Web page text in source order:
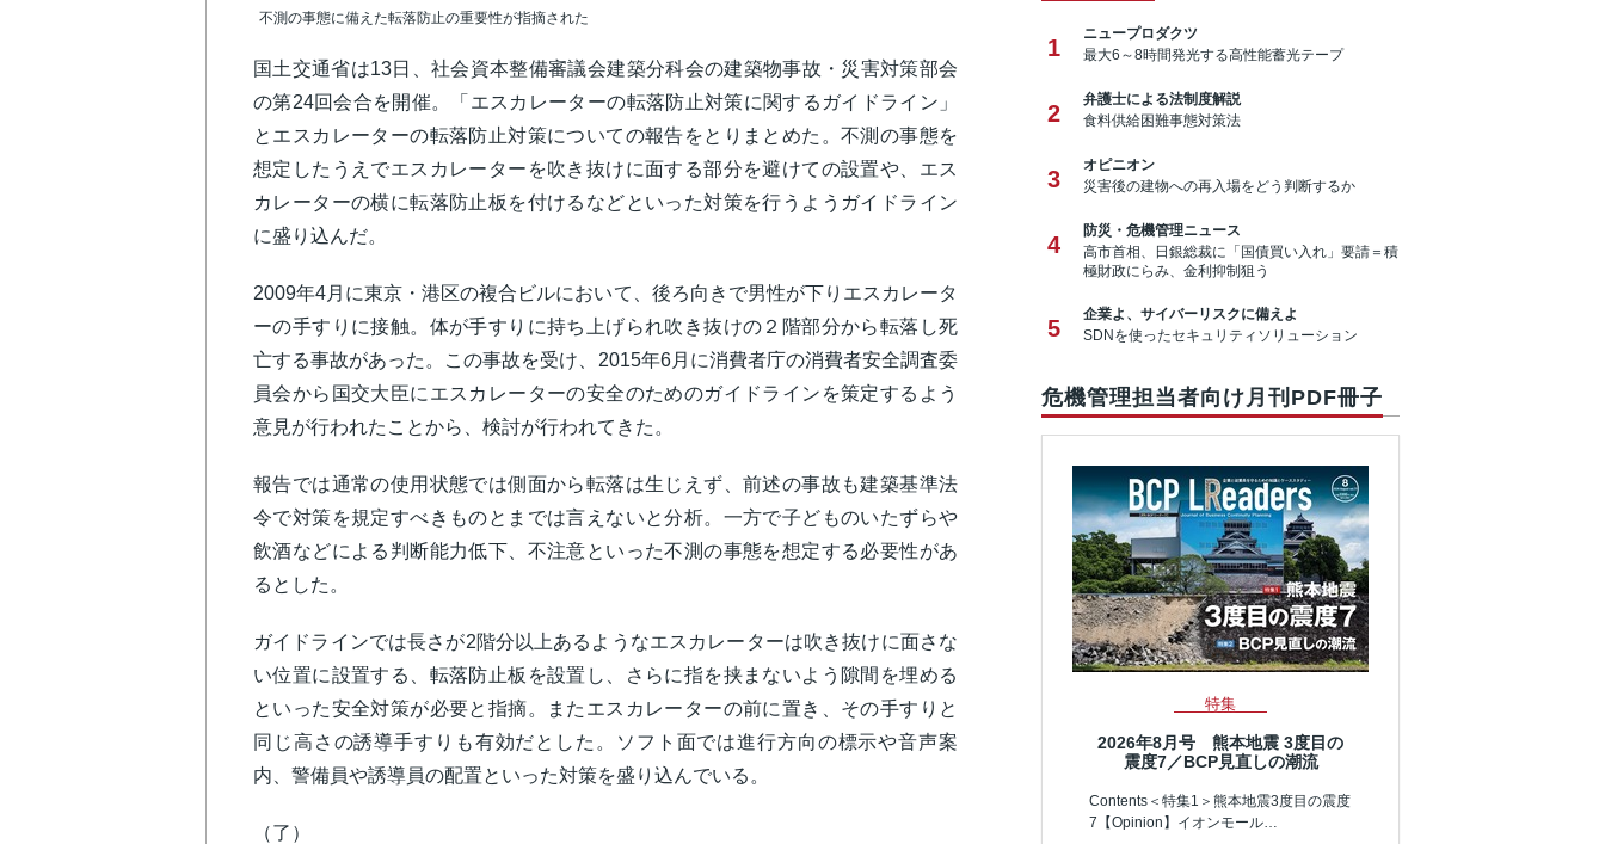
不測の事態に備えた転落防止の重要性が指摘された
国土交通省は13日、社会資本整備審議会建築分科会の建築物事故・災害対策部会
の第24回会合を開催。「エスカレーターの転落防止対策に関するガイドライン」
とエスカレーターの転落防止対策についての報告をとりまとめた。不測の事態を
想定したうえでエスカレーターを吹き抜けに面する部分を避けての設置や、エス
カレーターの横に転落防止板を付けるなどといった対策を行うようガイドライン
に盛り込んだ。
2009年4月に東京・港区の複合ビルにおいて、後ろ向きで男性が下りエスカレータ
ーの手すりに接触。体が手すりに持ち上げられ吹き抜けの２階部分から転落し死
亡する事故があった。この事故を受け、2015年6月に消費者庁の消費者安全調査委
員会から国交大臣にエスカレーターの安全のためのガイドラインを策定するよう
意見が行われたことから、検討が行われてきた。
報告では通常の使用状態では側面から転落は生じえず、前述の事故も建築基準法
令で対策を規定すべきものとまでは言えないと分析。一方で子どものいたずらや
飲酒などによる判断能力低下、不注意といった不測の事態を想定する必要性があ
るとした。
ガイドラインでは長さが2階分以上あるようなエスカレーターは吹き抜けに面さな
い位置に設置する、転落防止板を設置し、さらに指を挟まないよう隙間を埋める
といった安全対策が必要と指摘。またエスカレーターの前に置き、その手すりと
同じ高さの誘導手すりも有効だとした。ソフト面では進行方向の標示や音声案
内、警備員や誘導員の配置といった対策を盛り込んでいる。
（了）
1
ニュープロダクツ
最大6～8時間発光する高性能蓄光テープ
2
弁護士による法制度解説
食料供給困難事態対策法
3
オピニオン
災害後の建物への再入場をどう判断するか
4
防災・危機管理ニュース
高市首相、日銀総裁に「国債買い入れ」要請＝積
極財政にらみ、金利抑制狙う
5
企業よ、サイバーリスクに備えよ
SDNを使ったセキュリティソリューション
危機管理担当者向け月刊PDF冊子
特集
2026年8月号 熊本地震 3度目の
震度7／BCP見直しの潮流
Contents＜特集1＞熊本地震3度目の震度
7【Opinion】イオンモール…